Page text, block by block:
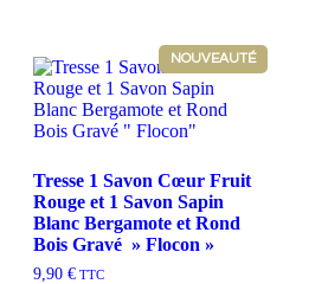
NOUVEAUTÉ
Tresse 1 Savon Cœur Fruit
Rouge et 1 Savon Sapin
Blanc Bergamote et Rond
Bois Gravé » Flocon »
9,90 € TTC